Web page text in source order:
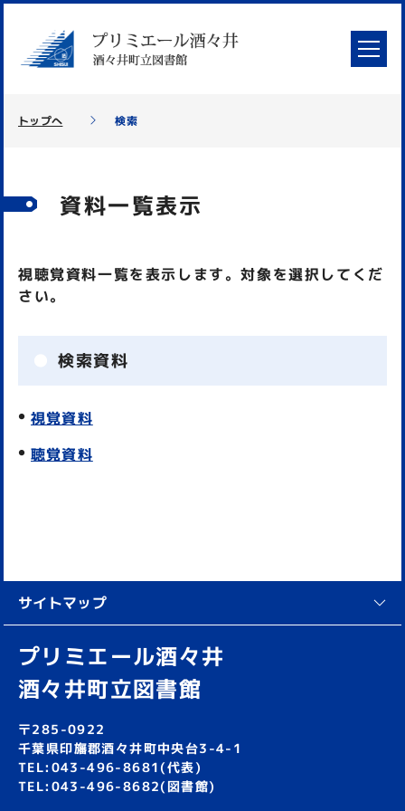
トップへ 検索
資料一覧表示
視聴覚資料一覧を表示します。対象を選択してくだ
さい。
検索資料
視覚資料
聴覚資料
サイトマップ
プリミエール酒々井
酒々井町立図書館
〒285-0922
千葉県印旛郡酒々井町中央台3-4-1
TEL:043-496-8681(代表)
TEL:043-496-8682(図書館)